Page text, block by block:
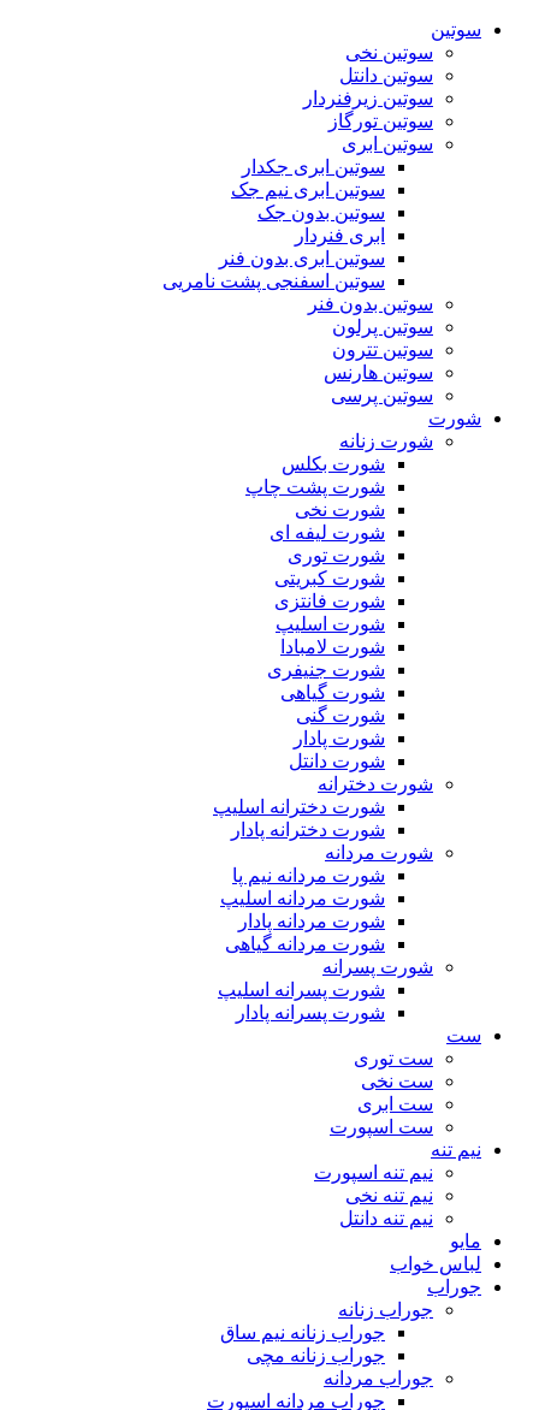
سوتین
سوتین نخی
سوتین دانتل
سوتین زیرفنردار
سوتین تورگاز
سوتین ابری
سوتین ابری جکدار
سوتین ابری نیم جک
سوتین بدون جک
ابری فنردار
سوتین ابری بدون فنر
سوتین اسفنجی پشت نامریی
سوتین بدون فنر
سوتین پرلون
سوتین تترون
سوتین هارنس
سوتین پرسی
شورت
شورت زنانه
شورت بکلس
شورت پشت چاپ
شورت نخی
شورت لیفه ای
شورت توری
شورت کبریتی
شورت فانتزی
شورت اسلیپ
شورت لامبادا
شورت جنیفری
شورت گیاهی
شورت گنی
شورت پادار
شورت دانتل
شورت دخترانه
شورت دخترانه اسلیپ
شورت دخترانه پادار
شورت مردانه
شورت مردانه نیم پا
شورت مردانه اسلیپ
شورت مردانه پادار
شورت مردانه گیاهی
شورت پسرانه
شورت پسرانه اسلیپ
شورت پسرانه پادار
ست
ست توری
ست نخی
ست ابری
ست اسپورت
نیم تنه
نیم تنه اسپورت
نیم تنه نخی
نیم تنه دانتل
مایو
لباس خواب
جوراب
جوراب زنانه
جوراب زنانه نیم ساق
جوراب زنانه مچی
جوراب مردانه
جوراب مردانه اسپورت